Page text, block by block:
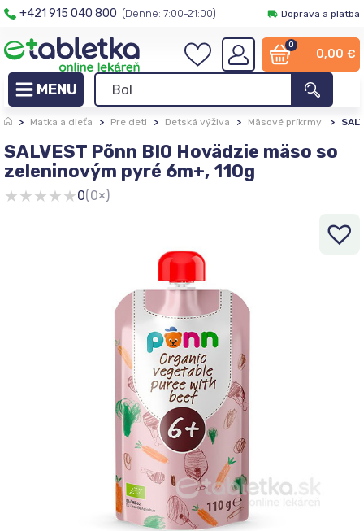
+421 915 040 800 (Denne: 7:00-21:00) Doprava a platba
0
0,00 €
> Matka a dieťa > Pre deti > Detská výživa > Mäsové príkrmy >
SALVEST Põnn BIO Hovädzie mäso so
zeleninovým pyré 6m+, 110g
★★★★★0(0×)